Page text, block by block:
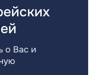
о Вас и